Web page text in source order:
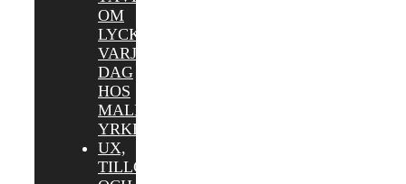
OM
LYCKOKAKOR
VARJE
DAG
HOS
MALMÖ
YRKESHÖGSKOLA
UX,
TILLGÄNGLIGHET